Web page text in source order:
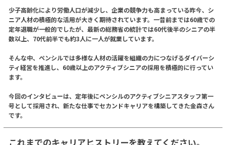
少子高齢化により労働人口が減少し、企業の競争力も高まっている昨今、シ
ニア人材の積極的な活用が大きく期待されています。一昔前までは60歳での
定年退職が一般的でしたが、最新の総務省の統計では60代後半のシニアの半
数以上、70代前半でも約3人に一人が就業しています。
そんな中、ペンシルでは多様な人材の活躍を組織の力につなげるダイバーシ
ティ経営を推進し、60歳以上のアクティブシニアの採用を積極的に行ってい
ます。
今回のインタビューは、定年後にペンシルのアクティブシニアスタッフ第一
号として採用され、新たな仕事でセカンドキャリアを構築してきた金森さん
です。
これまでのキャリアヒストリーを教えてください。